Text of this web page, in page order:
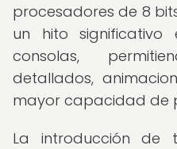
procesadores de 8
un hito
consolas,
detallados,
mayor capacidad de
La introducción de